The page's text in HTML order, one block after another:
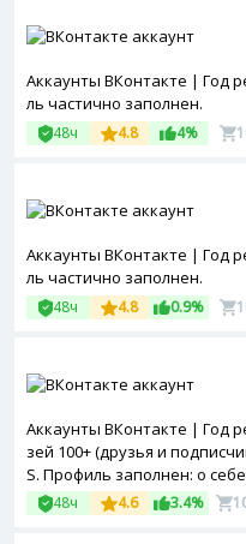
Аккаунты ВКонтакте | Год
ль частично заполнен.
48ч 4.8 4%
Аккаунты ВКонтакте | Год
ль частично заполнен.
48ч 4.8 0.9%
Аккаунты ВКонтакте | Год
зей 100+ (друзья и
S. Профиль заполнен: о
дио и т.д.
48ч 4.6 3.4%